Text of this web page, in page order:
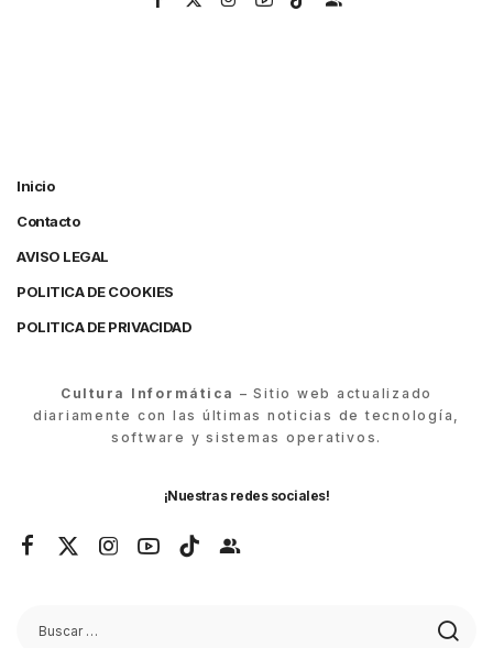
Inicio
Contacto
AVISO LEGAL
POLITICA DE COOKIES
POLITICA DE PRIVACIDAD
Cultura Informática – Sitio web actualizado
diariamente con las últimas noticias de tecnología,
software y sistemas operativos.
¡Nuestras redes sociales!